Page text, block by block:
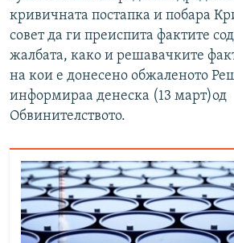
кривичната постапка и побара
совет да ги преиспита фактите
жалбата, како и решавачките
на кои е донесено обжаленото
информираа денеска (13 март)од
Обвинителството.